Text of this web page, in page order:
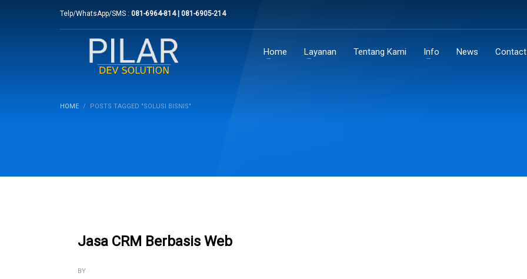
Telp/WhatsApp/SMS : 081-6964-814 | 081-6905-214
Home Layanan Tentang Kami Info News
HOME POSTS TAGGED "SOLUSI BISNIS"
Jasa CRM Berbasis Web
BY